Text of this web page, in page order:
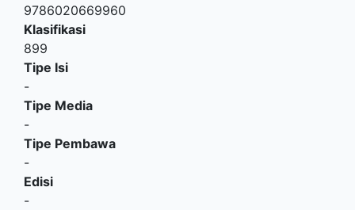
9786020669960
Klasifikasi
899
Tipe Isi
-
Tipe Media
-
Tipe Pembawa
-
Edisi
-